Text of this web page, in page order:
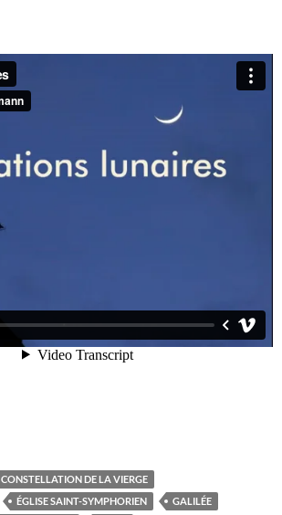
CONSTELLATION DE LA VIERGE
ÉGLISE SAINT-SYMPHORIEN
GALILÉE